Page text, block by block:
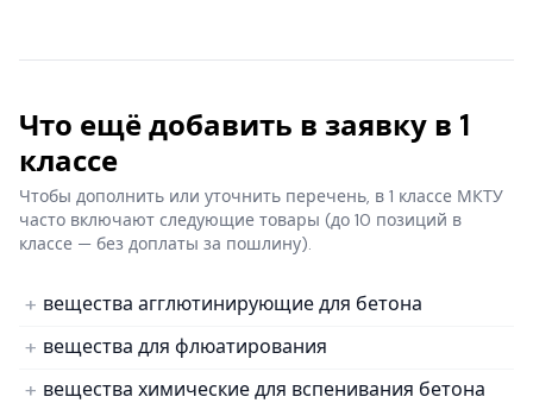
Что ещё добавить в заявку в 1
классе
Чтобы дополнить или уточнить перечень, в 1 классе МКТУ
часто включают следующие товары (до 10 позиций в
классе — без доплаты за пошлину).
вещества агглютинирующие для бетона
вещества для флюатирования
вещества химические для вспенивания бетона